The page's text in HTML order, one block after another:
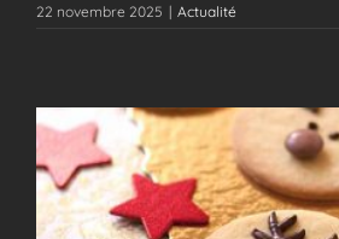
22 novembre 2025 | Actualité